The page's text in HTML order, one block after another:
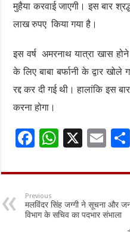
मुहैया करवाई जाएगी। इस बार
लाख रुपए किया गया है।
इस वर्ष अमरनाथ यात्रा खास
के लिए बाबा बर्फानी के द्वार
रद्द कर दी गई थी। हालांकि इस
करना होगा।
F
e
b
o
W
at
sA
p
X
E
ai
l
Previous
मलविंदर सिंह जग्गी ने सूचना और
विभाग के सचिव का पदभार संभाला